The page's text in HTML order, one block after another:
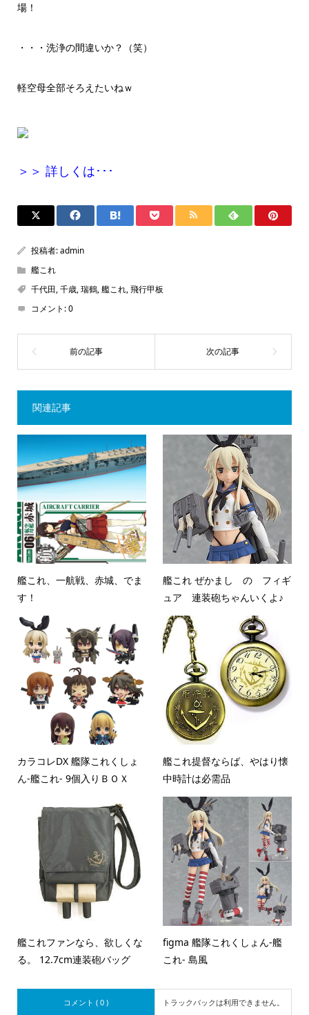
場！
・・・洗浄の間違いか？（笑）
軽空母全部そろえたいねｗ
＞＞ 詳しくは･･･
投稿者:admin
艦これ
千代田,千歳,瑞鶴,艦これ,飛行甲板
コメント:0
関連記事
艦これ、一航戦、赤城、でま
す！
艦これ ぜかまし の フィギ
ュア 連装砲ちゃんいくよ♪
カラコレDX 艦隊これくしょ
ん-艦これ- 9個入りＢＯＸ
艦これ提督ならば、やはり懐
中時計は必需品
艦これファンなら、欲しくな
る。 12.7cm連装砲バッグ
figma 艦隊これくしょん-艦
これ- 島風
コメント ( 0 ) トラックバックは利用できません。